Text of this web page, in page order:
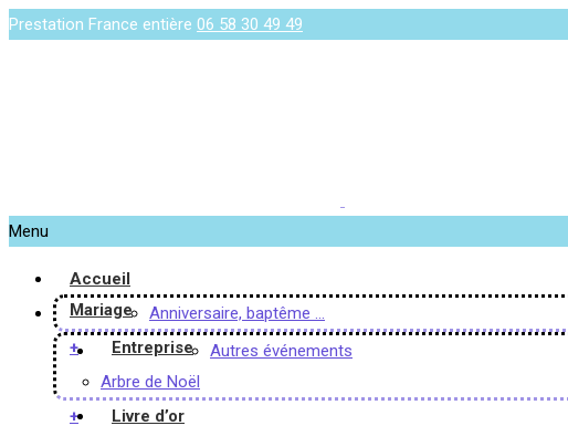
Prestation France entière 06 58 30 49 49
Menu
Accueil
Mariage
Anniversaire, baptême …
+
Entreprise
Autres événements
Arbre de Noël
+
Livre d’or